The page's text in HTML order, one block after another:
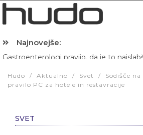
Najnovejše:
Gastroenterologi pravijo, da je to
Hudo / Aktualno / Svet /
Sodišče
pravilo PC za hotele in restavracije
SVET